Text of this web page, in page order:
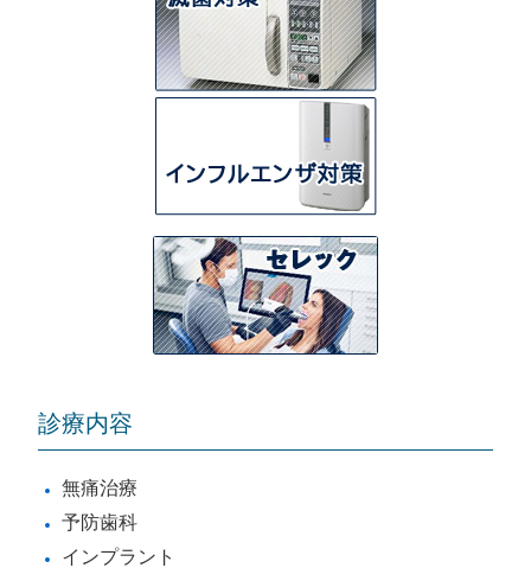
診療内容
無痛治療
予防歯科
インプラント